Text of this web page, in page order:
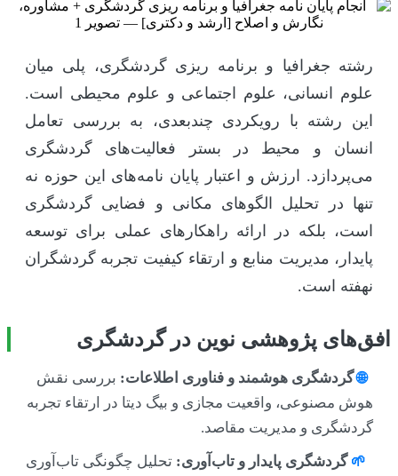
رشته جغرافیا و برنامه ریزی گردشگری، پلی میان
علوم انسانی، علوم اجتماعی و علوم محیطی است.
این رشته با رویکردی چندبعدی، به بررسی تعامل
انسان و محیط در بستر فعالیت‌های گردشگری
می‌پردازد. ارزش و اعتبار پایان نامه‌های این حوزه نه
تنها در تحلیل الگوهای مکانی و فضایی گردشگری
است، بلکه در ارائه راهکارهای عملی برای توسعه
پایدار، مدیریت منابع و ارتقاء کیفیت تجربه گردشگران
نهفته است.
افق‌های پژوهشی نوین در گردشگری
🌐 گردشگری هوشمند و فناوری اطلاعات: بررسی نقش
هوش مصنوعی، واقعیت مجازی و بیگ دیتا در ارتقاء تجربه
گردشگری و مدیریت مقاصد.
🌱 گردشگری پایدار و تاب‌آوری: تحلیل چگونگی تاب‌آوری